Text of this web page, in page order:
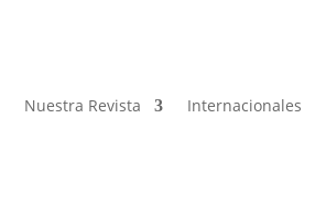
Nuestra Revista Internacionales